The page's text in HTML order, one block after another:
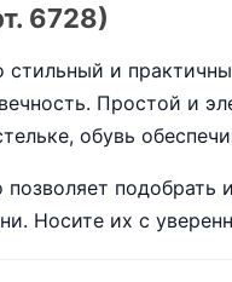
6728)
и
Простой и
обувь
Носите их с